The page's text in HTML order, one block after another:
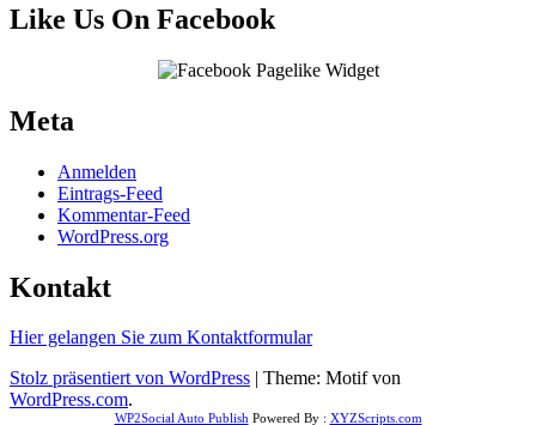
Like Us On Facebook
Meta
Anmelden
Eintrags-Feed
Kommentar-Feed
WordPress.org
Kontakt
Hier gelangen Sie zum Kontaktformular
Stolz präsentiert von WordPress
Theme: Motif von
WordPress.com.
WP2Social Auto PublishPowered By : XYZScripts.com